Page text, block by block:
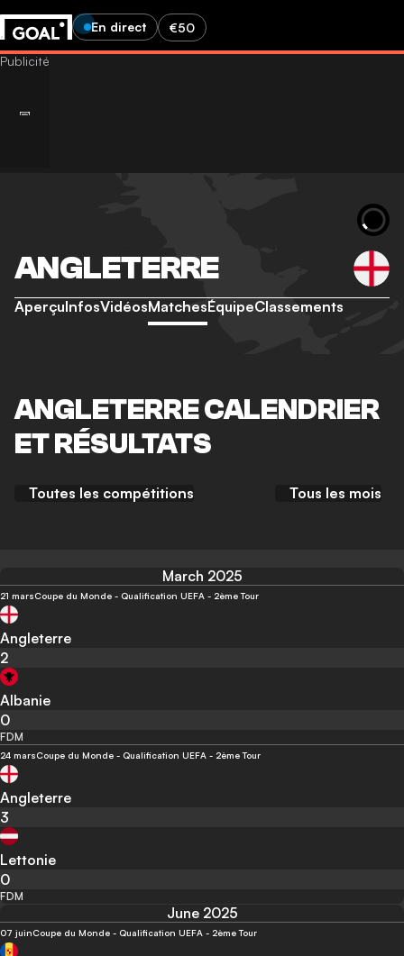
En direct €50
ANGLETERRE
AperçuInfosVidéosMatchesÉquipeClassements
ANGLETERRE CALENDRIER
ET RÉSULTATS
Toutes les compétitions Tous les mois
March 2025
21 marsCoupe du Monde - Qualification UEFA - 2ème Tour
Angleterre
2
Albanie
0
FDM
24 marsCoupe du Monde - Qualification UEFA - 2ème Tour
Angleterre
3
Lettonie
0
FDM
June 2025
07 juinCoupe du Monde - Qualification UEFA - 2ème Tour